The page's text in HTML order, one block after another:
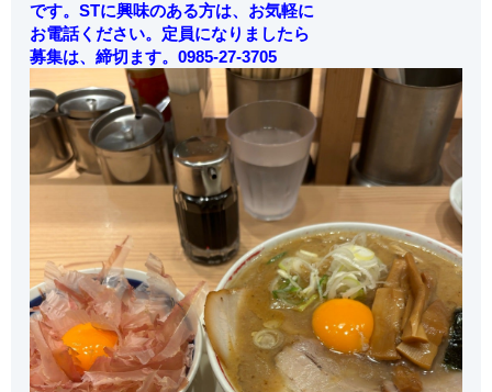
です。STに興味のある方は、お気軽に
お電話ください。定員になりましたら
募集は、締切ます。0985-27-3705